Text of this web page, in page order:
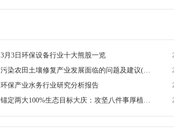
3月3日环保设备行业十大熊股一览
污染农田土壤修复产业发展面临的问题及建议(原稿)
环保产业水务行业研究分析报告
锚定两大100%生态目标大庆：攻坚八件事厚植绿色发展底色